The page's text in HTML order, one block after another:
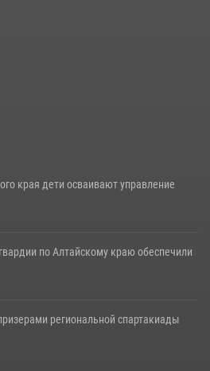
края дети осваивают управление
по Алтайскому краю обеспечили
региональной спартакиады